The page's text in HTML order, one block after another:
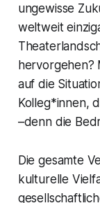
ungewisse
weltweit
hervorgehen?
auf die
Kolleg*innen,
–denn die
Die gesamte
kulturelle